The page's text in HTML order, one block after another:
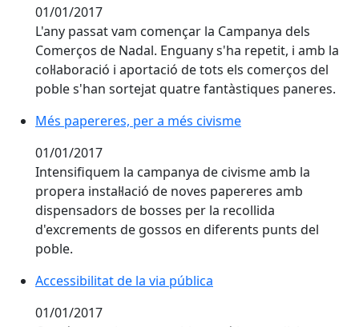
01/01/2017
L'any passat vam començar la Campanya dels
Comerços de Nadal. Enguany s'ha repetit, i amb la
col·laboració i aportació de tots els comerços del
poble s'han sortejat quatre fantàstiques paneres.
Més papereres, per a més civisme
01/01/2017
Intensifiquem la campanya de civisme amb la
propera instal·lació de noves papereres amb
dispensadors de bosses per la recollida
d'excrements de gossos en diferents punts del
poble.
Accessibilitat de la via pública
01/01/2017